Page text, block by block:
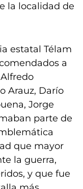
la localidad de
estatal Télam
a
Arauz, Darío
Jorge
parte de
que mayor
la guerra,
y que fue